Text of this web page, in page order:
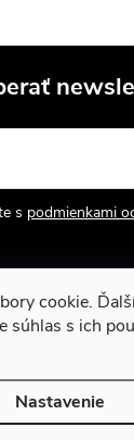
cookie.
súhlas s ich
Nastavenie
s podmienkami
SUN sport.